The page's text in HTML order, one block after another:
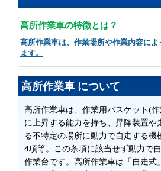
高所作業車の特徴とは？
高所作業車は、作業場所や作業内容に
ます。
高所作業車 について
高所作業車は、作業用バスケット(
に上昇する能力を持ち、昇降装置や
る不特定の場所に動力で自走する
4項等。この条項に該当せず動力で
作業台です。高所作業車は「自走式